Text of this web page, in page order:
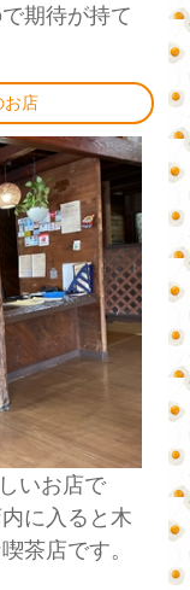
期待が持て
お店
いお店で
に入ると木
茶店です。